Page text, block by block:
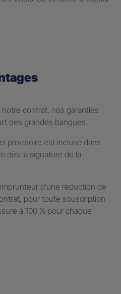
contrat, nos garanties
des grandes banques.
provisoire est incluse dans
dès la signature de la
d’une réduction de
pour toute souscription
à 100 % pour chaque